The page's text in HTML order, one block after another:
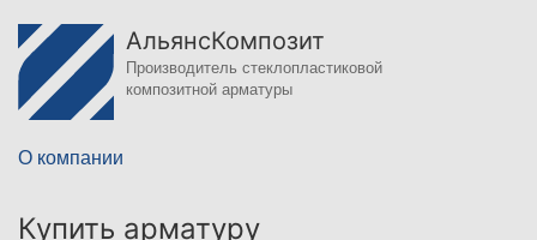
АльянсКомпозит
Производитель стеклопластиковой
композитной арматуры
О компании
Купить арматуру